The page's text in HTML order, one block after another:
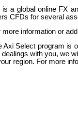
is a global online FX
CFDs for several
more information or
Axi Select program is
dealings with you, we
region. For more